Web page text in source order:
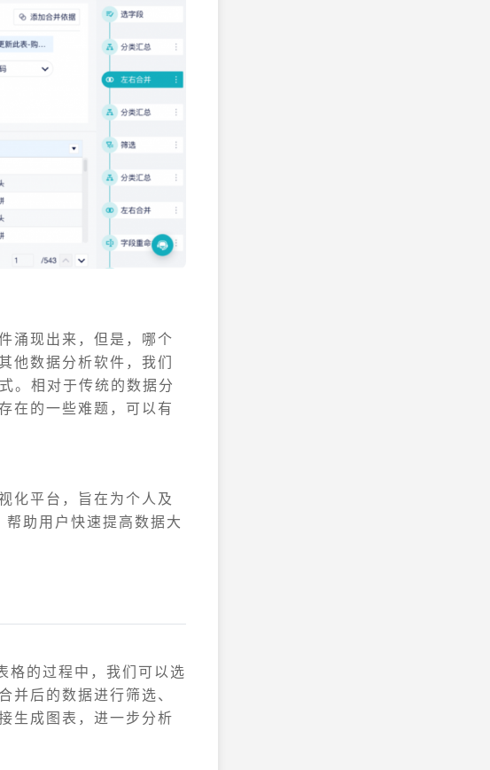
涌现出来，但是，哪个
他数据分析软件，我们
。相对于传统的数据分
在的一些难题，可以有
化平台，旨在为个人及
助用户快速提高数据大
格的过程中，我们可以选
后的数据进行筛选、
生成图表，进一步分析